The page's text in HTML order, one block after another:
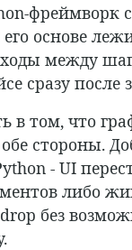
фреймворк
основе
между
сразу после
в том, что
стороны.
- UI
либо
без